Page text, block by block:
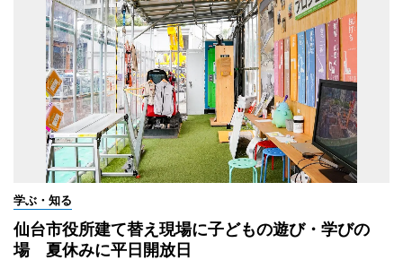
学ぶ・知る
仙台市役所建て替え現場に子どもの遊び・学びの
場 夏休みに平日開放日